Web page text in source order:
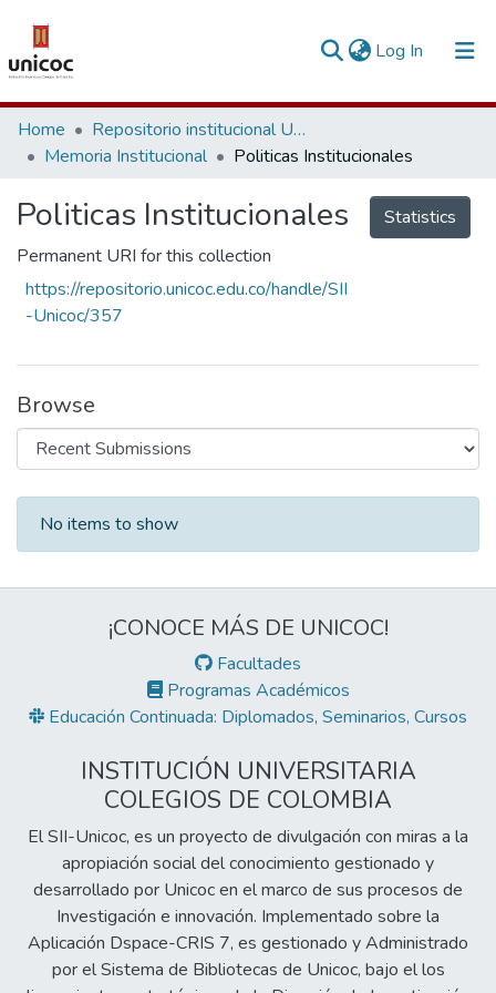
Log In (current)
Communities & Collections
Research Outputs
Fundings & Projects
People
Statistics
Home
Repositorio institucional Unicoc, RI-unicoc
Memoria Institucional
Politicas Institucionales
Politicas Institucionales
Permanent URI for this collection
https://repositorio.unicoc.edu.co/handle/SII
-Unicoc/357
Statistics
Browse
Recent Submissions
No items to show
¡CONOCE MÁS DE UNICOC!
Facultades
Programas Académicos
Educación Continuada: Diplomados, Seminarios, Cursos
INSTITUCIÓN UNIVERSITARIA
COLEGIOS DE COLOMBIA
El SII-Unicoc, es un proyecto de divulgación con miras a la
apropiación social del conocimiento gestionado y
desarrollado por Unicoc en el marco de sus procesos de
Investigación e innovación. Implementado sobre la
Aplicación Dspace-CRIS 7, es gestionado y Administrado
por el Sistema de Bibliotecas de Unicoc, bajo el los